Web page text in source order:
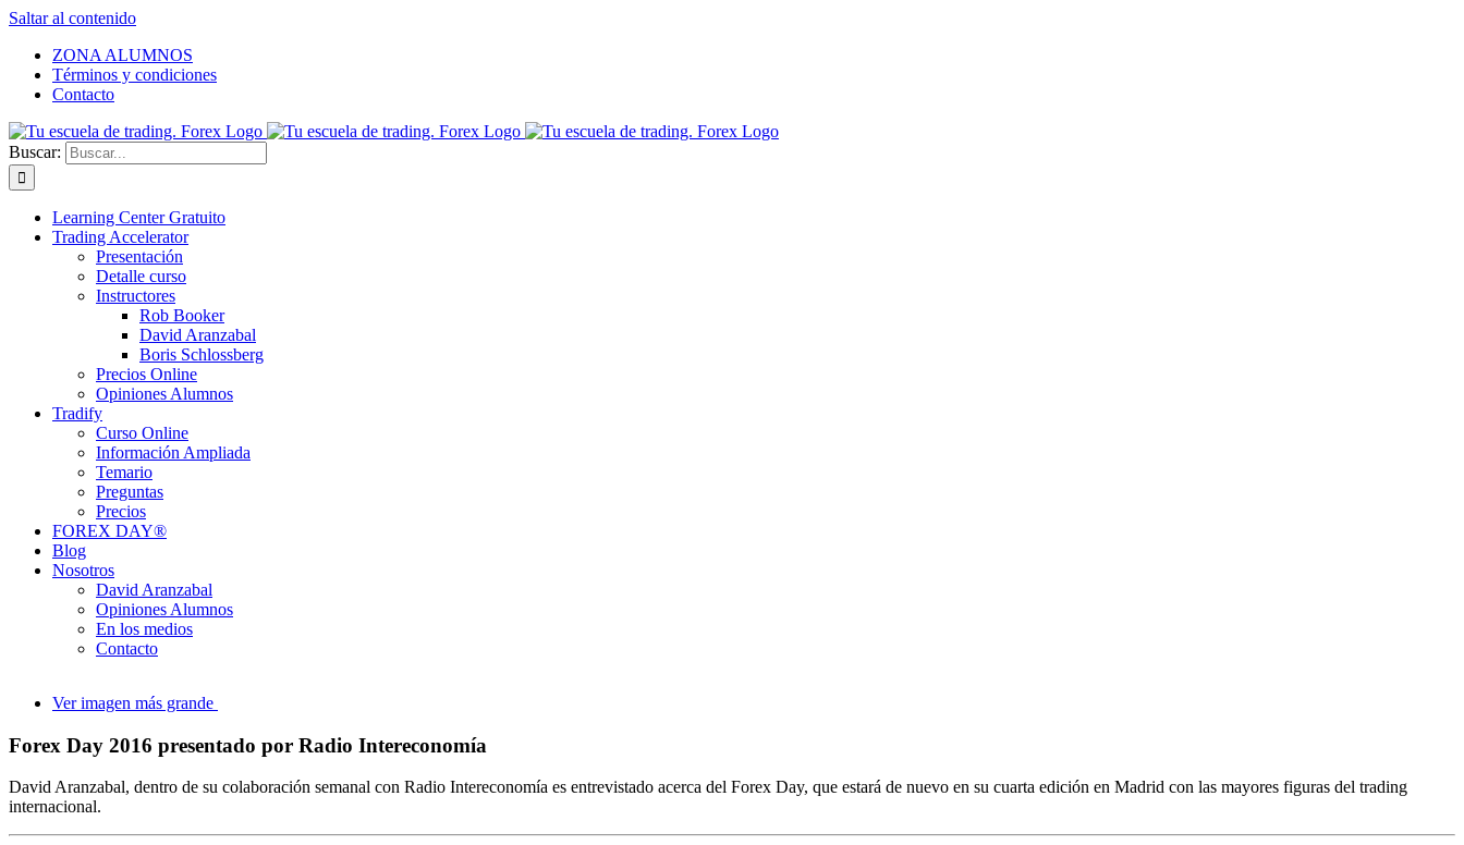
Saltar al contenido
ZONA ALUMNOS
Términos y condiciones
Contacto
Buscar:
Learning Center Gratuito
Trading Accelerator
Presentación
Detalle curso
Instructores
Rob Booker
David Aranzabal
Boris Schlossberg
Precios Online
Opiniones Alumnos
Tradify
Curso Online
Información Ampliada
Temario
Preguntas
Precios
FOREX DAY®
Blog
Nosotros
David Aranzabal
Opiniones Alumnos
En los medios
Contacto
Ver imagen más grande
Forex Day 2016 presentado por Radio Intereconomía
David Aranzabal, dentro de su colaboración semanal con Radio Intereconomía es entrevistado acerca del Forex Day, que estará de nuevo en su cuarta edición en Madrid con las mayores figuras del trading
internacional.